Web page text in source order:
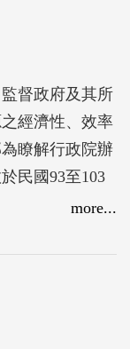
督政府及其所
經濟性、效率
瞭解行政院辦
民國93至103
經審計部促請
件，總建造經
more...